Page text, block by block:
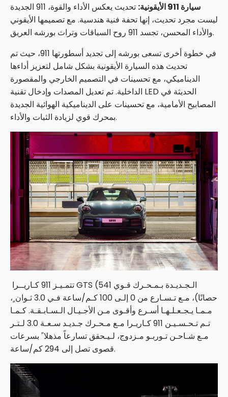
سيارة 911 الأيقونية:
تحديث يعكس الأداء والقوة، 911 الجديدة
ليست مجرد تحديث، إنها تحفة فنية هندسية. مع تصميمها الأيقوني
والأداء المحسن، تجسد 911 روح السباقات وتراث بورشه العريق.
في خطوة أخرى تسعى بورشه إلى تجديد أسطورتها 911، حيث تم
تحديث هذه السيارة الأيقونية بشكل شامل لتعزيز أداءها
الديناميكي، مع تحسينات في التصميم الخارجي والمقصورة
الداخلية. تم تعديل المصدات وإدخال تقنية LED الحديثة في
المصابيح الأمامية، مع تحسينات على الديناميكية الهوائية الجديدة
بمحرك قوي لزيادة الثبات والأداء.
حصانًا)، مـع تـسـارع من 0 إلـى 100 كـم/ساعة فـي 3.0 ثـوان ٍ،
مـمـا يـجـعـلـهـا أسـرع وأقـوى مـن الأجـيـال الـسـابـقـة. كـمـا
تـم تـحـسـيـن 911 كـاريـرا مـع مـحـرك جـديـد سـعـة 3.0 لـتـر
مـع شـاحـن تـوربـو مـزدوج، لـيـحقق تسارعاً مذهلا ً بسرعات
قصوى تصل إلى 294 كم/ساعة.